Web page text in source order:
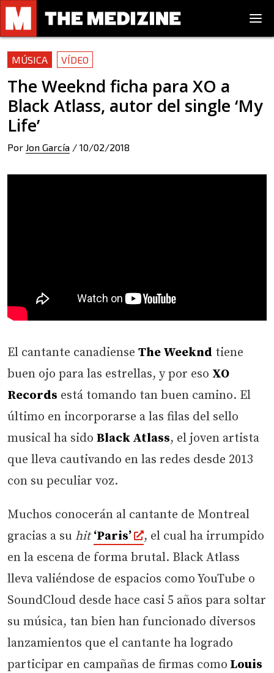
MÚSICA VÍDEO
The Weeknd ficha para XO a
Black Atlass, autor del single ‘My
Life’
Por Jon García / 10/02/2018
El cantante canadiense The Weeknd tiene
buen ojo para las estrellas, y por eso XO
Records está tomando tan buen camino. El
último en incorporarse a las filas del sello
musical ha sido Black Atlass, el joven artista
que lleva cautivando en las redes desde 2013
con su peculiar voz.
Muchos conocerán al cantante de Montreal
gracias a su hit ‘Paris’
, el cual ha irrumpido
en la escena de forma brutal. Black Atlass
lleva valiéndose de espacios como YouTube o
SoundCloud desde hace casi 5 años para soltar
su música, tan bien han funcionado diversos
lanzamientos que el cantante ha logrado
participar en campañas de firmas como Louis